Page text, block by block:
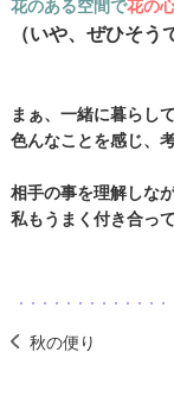
（いや、ぜひそう
まぁ、一緒に暮らし
色んなことを感じ、
相手の事を理解しなが
私もうまく付き合っ
秋の便り